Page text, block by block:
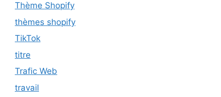
Thème Shopify
thèmes shopify
TikTok
titre
Trafic Web
travail